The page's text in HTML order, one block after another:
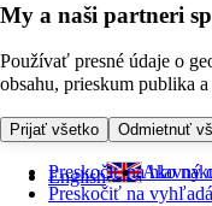
My a naši partneri
Používať presné údaje o
obsahu, prieskum publika
Prijať všetko Odmietnuť
Preskočiť na hlavný
Preskočiť na
English Ako